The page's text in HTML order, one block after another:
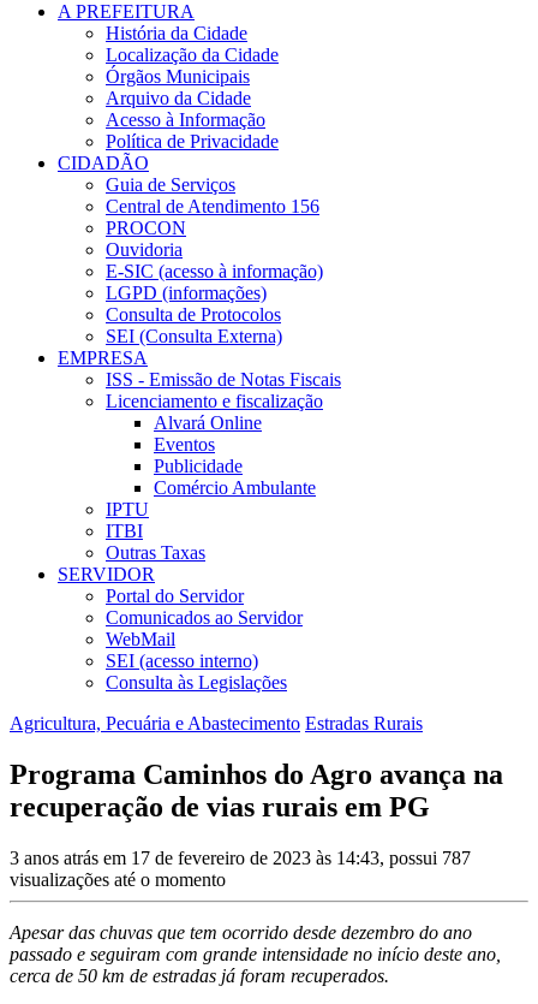
A PREFEITURA
História da Cidade
Localização da Cidade
Órgãos Municipais
Arquivo da Cidade
Acesso à Informação
Política de Privacidade
CIDADÃO
Guia de Serviços
Central de Atendimento 156
PROCON
Ouvidoria
E-SIC (acesso à informação)
LGPD (informações)
Consulta de Protocolos
SEI (Consulta Externa)
EMPRESA
ISS - Emissão de Notas Fiscais
Licenciamento e fiscalização
Alvará Online
Eventos
Publicidade
Comércio Ambulante
IPTU
ITBI
Outras Taxas
SERVIDOR
Portal do Servidor
Comunicados ao Servidor
WebMail
SEI (acesso interno)
Consulta às Legislações
Agricultura, Pecuária e Abastecimento Estradas Rurais
Programa Caminhos do Agro avança na
recuperação de vias rurais em PG
3 anos atrás em 17 de fevereiro de 2023 às 14:43, possui 787
visualizações até o momento
Apesar das chuvas que tem ocorrido desde dezembro do ano
passado e seguiram com grande intensidade no início deste ano,
cerca de 50 km de estradas já foram recuperados.